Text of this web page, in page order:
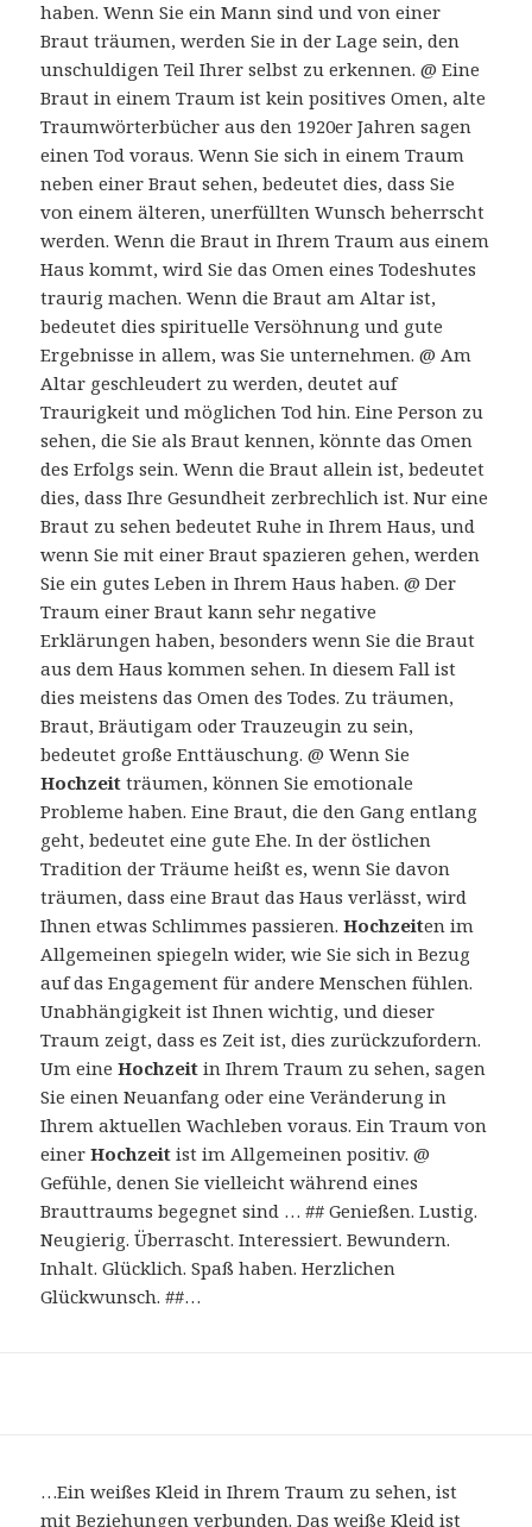
haben. Wenn Sie ein Mann sind und von einer
Braut träumen, werden Sie in der Lage sein, den
unschuldigen Teil Ihrer selbst zu erkennen. @ Eine
Braut in einem Traum ist kein positives Omen, alte
Traumwörterbücher aus den 1920er Jahren sagen
einen Tod voraus. Wenn Sie sich in einem Traum
neben einer Braut sehen, bedeutet dies, dass Sie
von einem älteren, unerfüllten Wunsch beherrscht
werden. Wenn die Braut in Ihrem Traum aus einem
Haus kommt, wird Sie das Omen eines Todeshutes
traurig machen. Wenn die Braut am Altar ist,
bedeutet dies spirituelle Versöhnung und gute
Ergebnisse in allem, was Sie unternehmen. @ Am
Altar geschleudert zu werden, deutet auf
Traurigkeit und möglichen Tod hin. Eine Person zu
sehen, die Sie als Braut kennen, könnte das Omen
des Erfolgs sein. Wenn die Braut allein ist, bedeutet
dies, dass Ihre Gesundheit zerbrechlich ist. Nur eine
Braut zu sehen bedeutet Ruhe in Ihrem Haus, und
wenn Sie mit einer Braut spazieren gehen, werden
Sie ein gutes Leben in Ihrem Haus haben. @ Der
Traum einer Braut kann sehr negative
Erklärungen haben, besonders wenn Sie die Braut
aus dem Haus kommen sehen. In diesem Fall ist
dies meistens das Omen des Todes. Zu träumen,
Braut, Bräutigam oder Trauzeugin zu sein,
bedeutet große Enttäuschung. @ Wenn Sie
Hochzeit träumen, können Sie emotionale
Probleme haben. Eine Braut, die den Gang entlang
geht, bedeutet eine gute Ehe. In der östlichen
Tradition der Träume heißt es, wenn Sie davon
träumen, dass eine Braut das Haus verlässt, wird
Ihnen etwas Schlimmes passieren.Hochzeiten im
Allgemeinen spiegeln wider, wie Sie sich in Bezug
auf das Engagement für andere Menschen fühlen.
Unabhängigkeit ist Ihnen wichtig, und dieser
Traum zeigt, dass es Zeit ist, dies zurückzufordern.
Um eineHochzeit in Ihrem Traum zu sehen, sagen
Sie einen Neuanfang oder eine Veränderung in
Ihrem aktuellen Wachleben voraus. Ein Traum von
einerHochzeit ist im Allgemeinen positiv. @
Gefühle, denen Sie vielleicht während eines
Brauttraums begegnet sind … ## Genießen. Lustig.
Neugierig. Überrascht. Interessiert. Bewundern.
Inhalt. Glücklich. Spaß haben. Herzlichen
Glückwunsch. ##…
…Ein weißes Kleid in Ihrem Traum zu sehen, ist
mit Beziehungen verbunden. Das weiße Kleid ist